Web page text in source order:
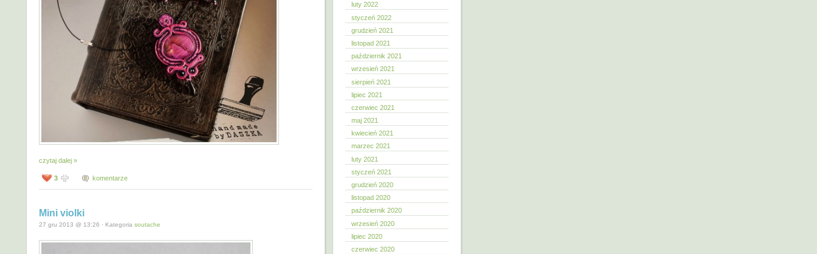
czytaj dalej »
3 komentarze
Mini violki
27 gru 2013 @ 13:26 · Kategoria soutache
luty 2022
styczeń 2022
grudzień 2021
listopad 2021
październik 2021
wrzesień 2021
sierpień 2021
lipiec 2021
czerwiec 2021
maj 2021
kwiecień 2021
marzec 2021
luty 2021
styczeń 2021
grudzień 2020
listopad 2020
październik 2020
wrzesień 2020
lipiec 2020
czerwiec 2020